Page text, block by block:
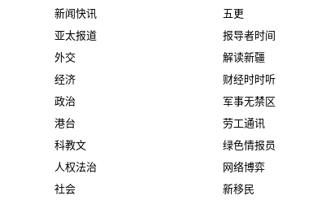
新闻快讯
亚太报道
外交
经济
政治
港台
科教文
人权法治
社会
五更
报导者时间
解读新疆
财经时时听
军事无禁区
劳工通讯
绿色情报员
网络博弈
新移民